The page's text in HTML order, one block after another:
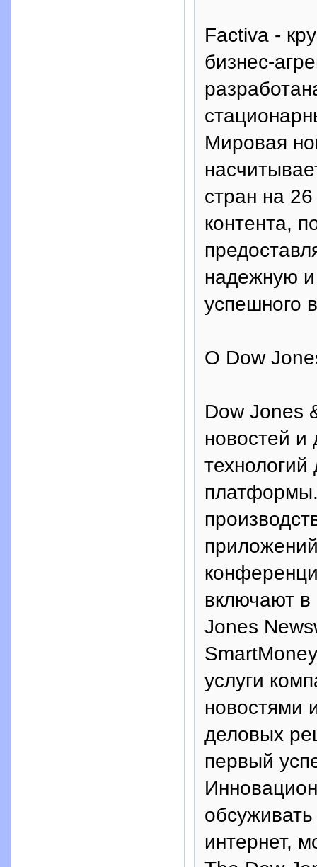
Factiva -
бизнес-
Мировая
стран на
контента,
надежную
успешного
O Dow
Dow Jones
новостей
включают
Jones
услуги
новостями
деловых
первый
обсуживать
интернет,